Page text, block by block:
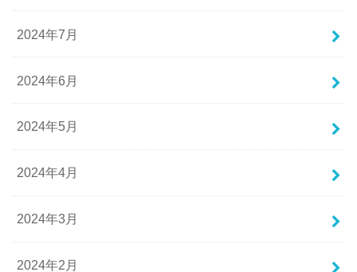
2024年7月
2024年6月
2024年5月
2024年4月
2024年3月
2024年2月